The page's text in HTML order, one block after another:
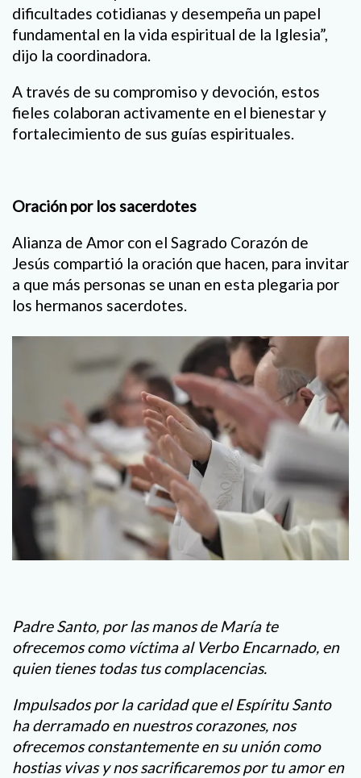
dificultades cotidianas y desempeña un papel
fundamental en la vida espiritual de la Iglesia”,
dijo la coordinadora.
A través de su compromiso y devoción, estos
fieles colaboran activamente en el bienestar y
fortalecimiento de sus guías espirituales.
Oración por los sacerdotes
Alianza de Amor con el Sagrado Corazón de
Jesús compartió la oración que hacen, para invitar
a que más personas se unan en esta plegaria por
los hermanos sacerdotes.
Padre Santo, por las manos de María te
ofrecemos como víctima al Verbo Encarnado, en
quien tienes todas tus complacencias.
Impulsados por la caridad que el Espíritu Santo
ha derramado en nuestros corazones, nos
ofrecemos constantemente en su unión como
hostias vivas y nos sacrificaremos por tu amor en